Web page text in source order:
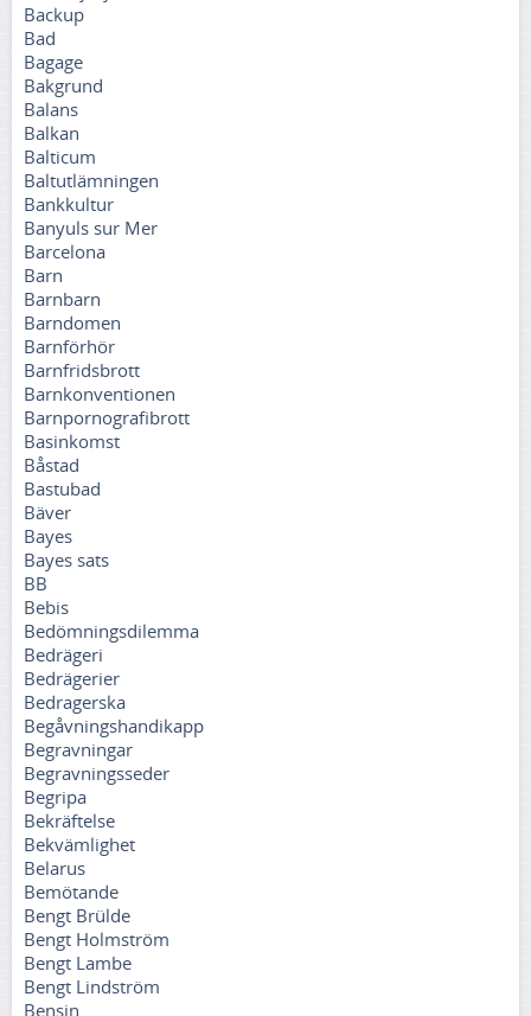
Backup
Bad
Bagage
Bakgrund
Balans
Balkan
Balticum
Baltutlämningen
Bankkultur
Banyuls sur Mer
Barcelona
Barn
Barnbarn
Barndomen
Barnförhör
Barnfridsbrott
Barnkonventionen
Barnpornografibrott
Basinkomst
Båstad
Bastubad
Bäver
Bayes
Bayes sats
BB
Bebis
Bedömningsdilemma
Bedrägeri
Bedrägerier
Bedragerska
Begåvningshandikapp
Begravningar
Begravningsseder
Begripa
Bekräftelse
Bekvämlighet
Belarus
Bemötande
Bengt Brülde
Bengt Holmström
Bengt Lambe
Bengt Lindström
Bensin